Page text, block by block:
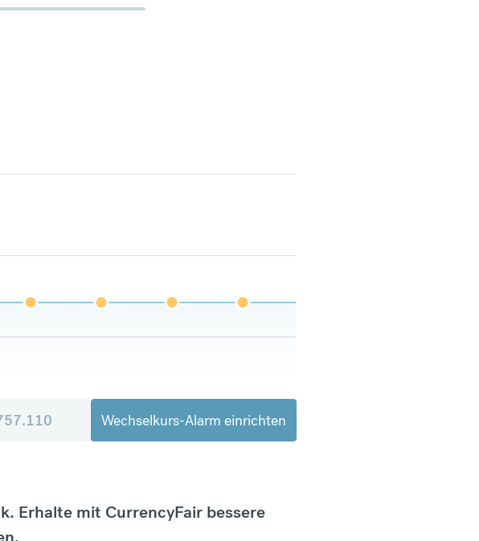
Wechselkurs-Alarm einrichten
Erhalte mit CurrencyFair bessere